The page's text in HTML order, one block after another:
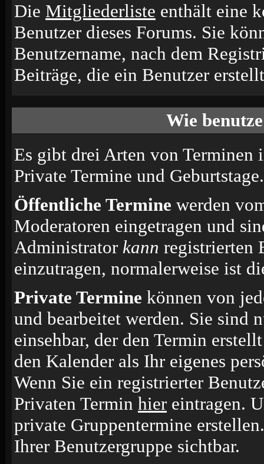
Die Mitgliederliste enthält eine
Benutzer dieses Forums. Sie
Benutzername, nach dem
Beiträge, die ein Benutzer
Wie
Es gibt drei Arten von Terminen
Private Termine und Geburtstage.
Öffentliche Termine werden
Moderatoren eingetragen und
Administrator kann registrierten
einzutragen, normalerweise ist
Private Termine können von
und bearbeitet werden. Sie sind
einsehbar, der den Termin
den Kalender als Ihr eigenes
Wenn Sie ein registrierter
Privaten Termin hier eintragen.
private Gruppentermine
Ihrer Benutzergruppe sichtbar.